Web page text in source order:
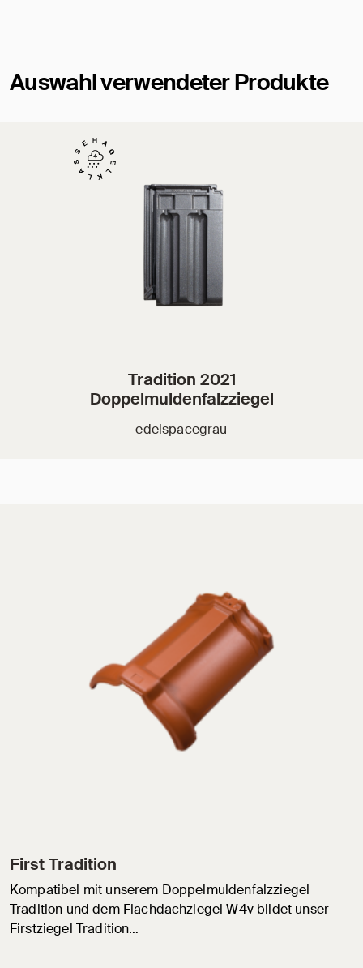
Auswahl verwendeter Produkte
Tradition 2021
Doppelmuldenfalzziegel
edelspacegrau
First Tradition
Kompatibel mit unserem Doppelmuldenfalzziegel
Tradition und dem Flachdachziegel W4v bildet unser
Firstziegel Tradition…